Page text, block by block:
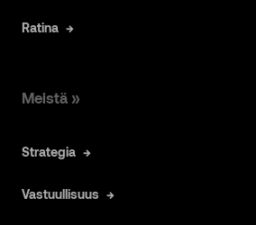
Ratina
Meistä »
Strategia
Vastuullisuus